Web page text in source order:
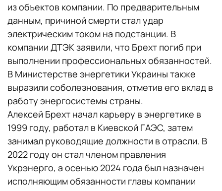
из объектов компании. По предварительным
данным, причиной смерти стал удар
электрическим током на подстанции. В
компании ДТЭК заявили, что Брехт погиб при
выполнении профессиональных обязанностей.
В Министерстве энергетики Украины также
выразили соболезнования, отметив его вклад в
работу энергосистемы страны.
Алексей Брехт начал карьеру в энергетике в
1999 году, работал в Киевской ГАЭС, затем
занимал руководящие должности в отрасли. В
2022 году он стал членом правления
Укрэнерго, а осенью 2024 года был назначен
исполняющим обязанности главы компании